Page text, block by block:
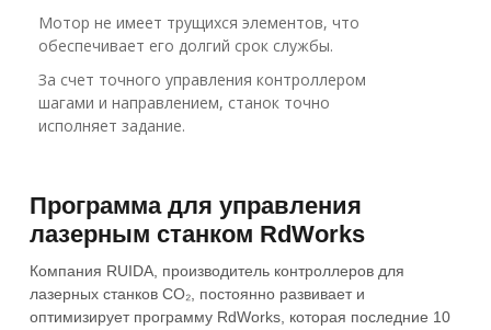
Мотор не имеет трущихся элементов, что
обеспечивает его долгий срок службы.
За счет точного управления контроллером
шагами и направлением, станок точно
исполняет задание.
Программа для управления
лазерным станком RdWorks
Компания RUIDA, производитель контроллеров для
лазерных станков CO₂, постоянно развивает и
оптимизирует программу RdWorks, которая последние 10